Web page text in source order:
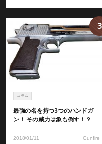
コラム
最強の名を持つ3つのハンドガ
ン！ その威力は象も倒す！？
2018/01/11 Gunfire
3